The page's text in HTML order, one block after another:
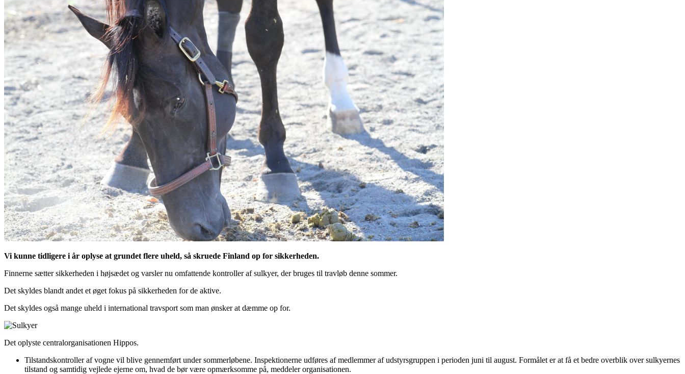
Vi kunne tidligere i år oplyse at grundet flere uheld, så skruede Finland op for sikkerheden.
Finnerne sætter sikkerheden i højsædet og varsler nu omfattende kontroller af sulkyer, der bruges til travløb denne sommer.
Det skyldes blandt andet et øget fokus på sikkerheden for de aktive.
Det skyldes også mange uheld i international travsport som man ønsker at dæmme op for.
Det oplyste centralorganisationen Hippos.
Tilstandskontroller af vogne vil blive gennemført under sommerløbene. Inspektionerne udføres af medlemmer af udstyrsgruppen i perioden juni til august. Formålet er at få et bedre overblik over sulkyernes
tilstand og samtidig vejlede ejerne om, hvad de bør være opmærksomme på, meddeler organisationen.